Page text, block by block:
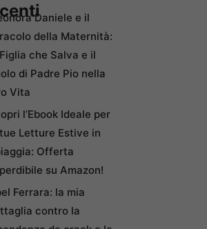
Daniele e il
della Maternità:
che Salva e il
di Padre Pio nella
Vita
l’Ebook Ideale per
Letture Estive in
Offerta
su Amazon!
Ferrara: la mia
contro la